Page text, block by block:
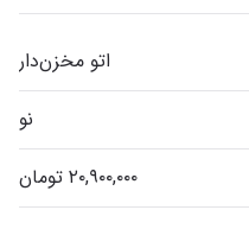
اتو مخزن‌دار
نو